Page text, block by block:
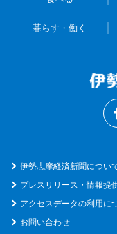
暮らす・働く
伊勢志摩経済新聞につい
プレスリリース・情報提
アクセスデータの利用に
お問い合わせ